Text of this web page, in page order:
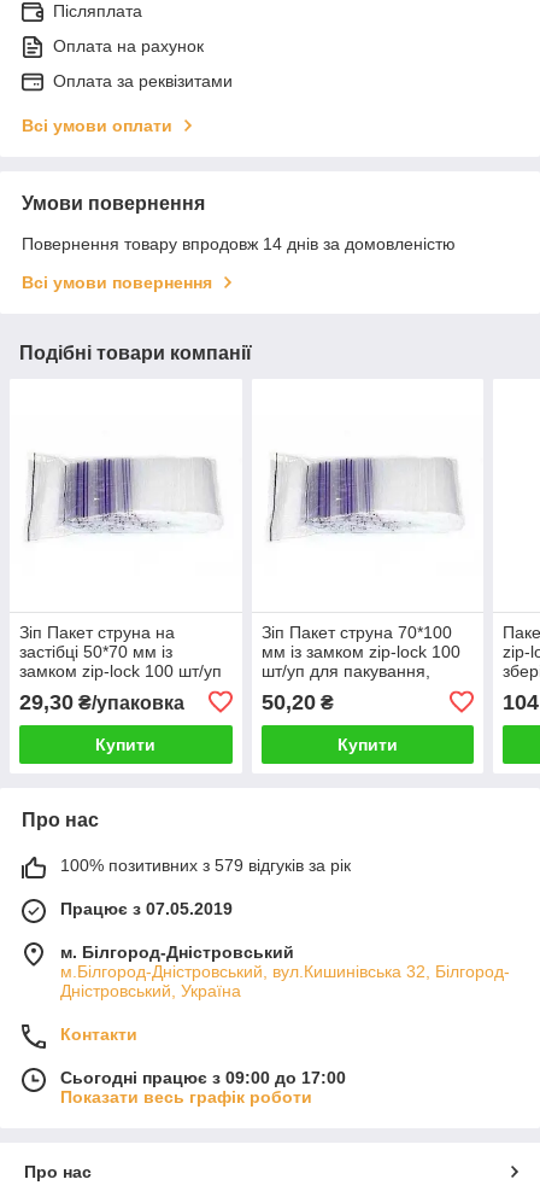
Післяплата
Оплата на рахунок
Оплата за реквізитами
Всі умови оплати
Умови повернення
Повернення товару впродовж 14 днів за домовленістю
Всі умови повернення
Подібні товари компанії
Зіп Пакет струна на
застібці 50*70 мм із
замком zip-lock 100 шт/уп
29,30 ₴/упаковка
Купити
Зіп Пакет струна 70*100
мм із замком zip-lock 100
шт/уп для пакування,
матеріалів
50,20₴
Купити
zip-
шт/
Про нас
100% позитивних з 579 відгуків за рік
Працює з 07.05.2019
м. Білгород-Дністровський
м.Білгород-Дністровський, вул.Кишинівська 32, Білгород-
Дністровський, Україна
Контакти
Сьогодні працює з 09:00 до 17:00
Показати весь графік роботи
Про нас